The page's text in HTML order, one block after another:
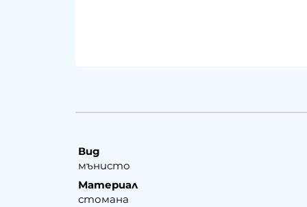
Вид
мънисто
Материал
стомана